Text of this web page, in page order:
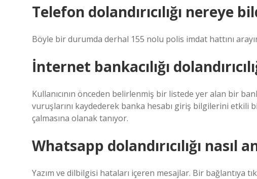
Telefon dolandırıcılığı nereye
Böyle bir durumda derhal 155 nolu polis imdat hattını
İnternet bankacılığı
Kullanıcının önceden belirlenmiş bir listede yer alan bir
vuruşlarını kaydederek banka hesabı giriş bilgilerini etkili
çalmasına olanak tanıyor.
Whatsapp dolandırıcılığı nasıl
Yazım ve dilbilgisi hataları içeren mesajlar. Bir bağlantıya